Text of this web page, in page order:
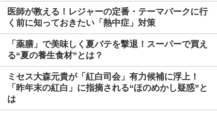
医師が教える！レジャーの定番・テーマパークに行
く前に知っておきたい「熱中症」対策
「薬膳」で美味しく夏バテを撃退！スーパーで買え
る“夏の養生食材”とは？
ミセス大森元貴が「紅白司会」有力候補に浮上！
「昨年末の紅白」に指摘される“ほのめかし疑惑”と
は